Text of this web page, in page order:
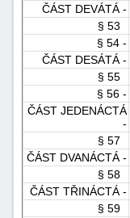
ČÁST DEVÁTÁ -
§ 53
§ 54 -
ČÁST DESÁTÁ -
§ 55
§ 56 -
ČÁST JEDENÁCTÁ
-
§ 57
ČÁST DVANÁCTÁ -
§ 58
ČÁST TŘINÁCTÁ -
§ 59